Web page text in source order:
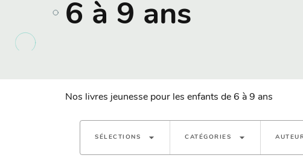
6 à 9 ans
Nos livres jeunesse pour les enfants de 6 à 9 ans
SÉLECTIONS arrow_drop_down CATÉGORIES arrow_drop_down